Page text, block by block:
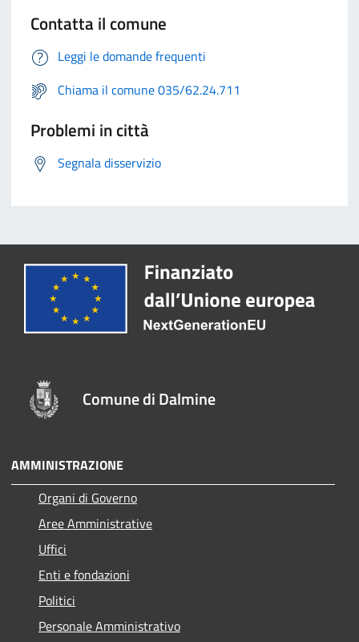
Contatta il comune
Leggi le domande frequenti
Chiama il comune 035/62.24.711
Problemi in città
Segnala disservizio
Comune di Dalmine
AMMINISTRAZIONE
Organi di Governo
Aree Amministrative
Uffici
Enti e fondazioni
Politici
Personale Amministrativo